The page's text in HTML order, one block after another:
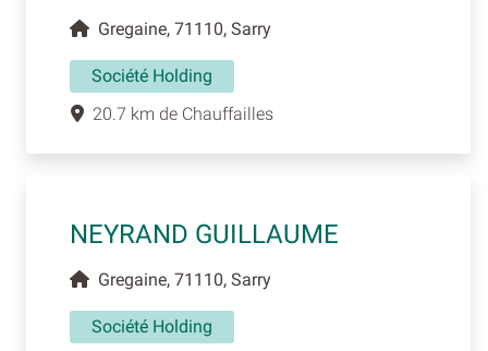
Gregaine, 71110, Sarry
Société Holding
20.7 km de Chauffailles
NEYRAND GUILLAUME
Gregaine, 71110, Sarry
Société Holding